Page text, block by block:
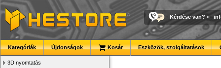
Kérdése van? »
Kategóriák Újdonságok Kosár Eszközök, szolgáltatások
3D nyomtatás